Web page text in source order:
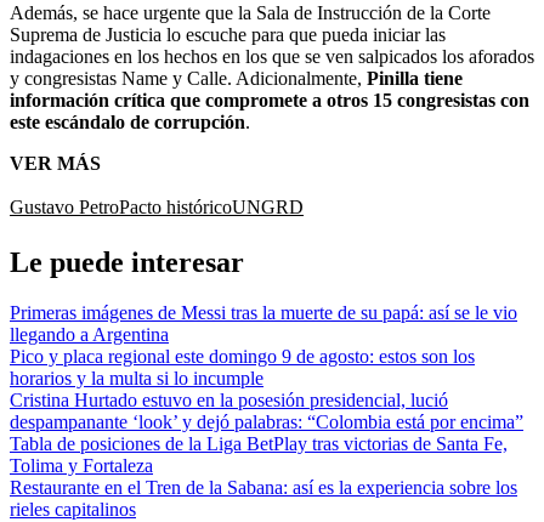
Además, se hace urgente que la Sala de Instrucción de la Corte
Suprema de Justicia lo escuche para que pueda iniciar las
indagaciones en los hechos en los que se ven salpicados los aforados
y congresistas Name y Calle. Adicionalmente, Pinilla tiene
información crítica que compromete a otros 15 congresistas con
este escándalo de corrupción.
VER MÁS
Gustavo PetroPacto históricoUNGRD
Le puede interesar
Primeras imágenes de Messi tras la muerte de su papá: así se le vio
llegando a Argentina
Pico y placa regional este domingo 9 de agosto: estos son los
horarios y la multa si lo incumple
Cristina Hurtado estuvo en la posesión presidencial, lució
despampanante ‘look’ y dejó palabras: “Colombia está por encima”
Tabla de posiciones de la Liga BetPlay tras victorias de Santa Fe,
Tolima y Fortaleza
Restaurante en el Tren de la Sabana: así es la experiencia sobre los
rieles capitalinos